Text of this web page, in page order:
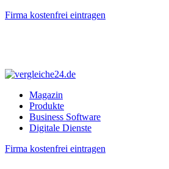
Firma kostenfrei eintragen
Magazin
Produkte
Business Software
Digitale Dienste
Firma kostenfrei eintragen